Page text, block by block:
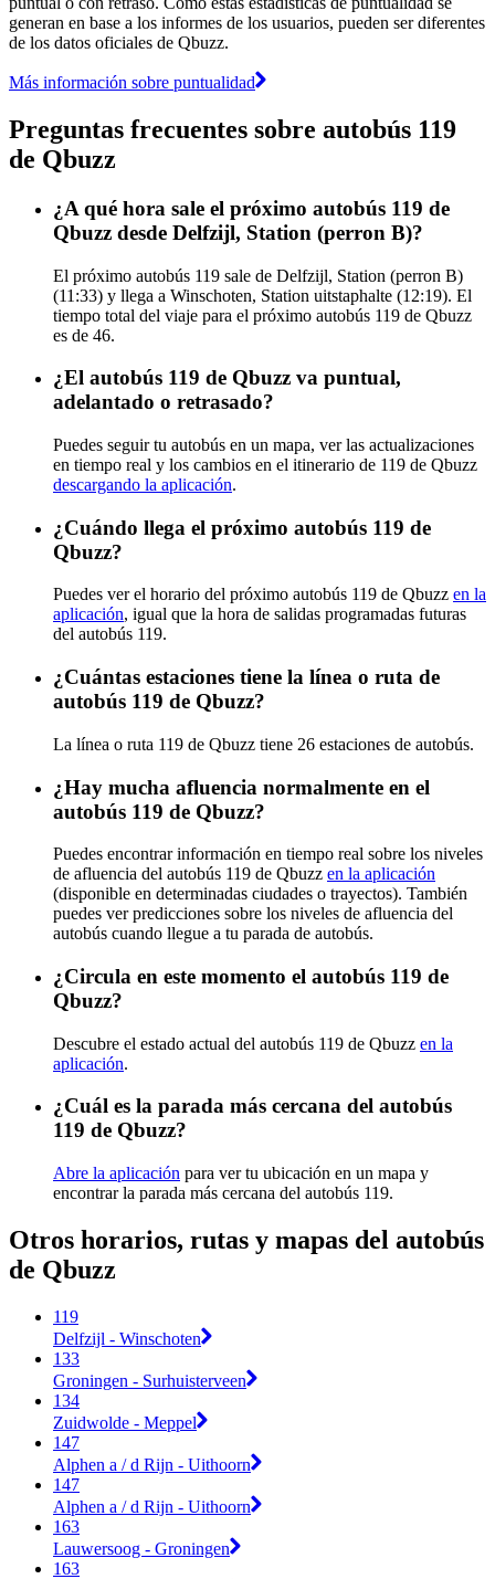
generan en base a los informes de los usuarios, pueden ser diferentes
de los datos oficiales de Qbuzz.
Más información sobre puntualidad
Preguntas frecuentes sobre autobús 119
de Qbuzz
¿A qué hora sale el próximo autobús 119 de
Qbuzz desde Delfzijl, Station (perron B)?
El próximo autobús 119 sale de Delfzijl, Station (perron B)
(11:33) y llega a Winschoten, Station uitstaphalte (12:19). El
tiempo total del viaje para el próximo autobús 119 de Qbuzz
es de 46.
¿El autobús 119 de Qbuzz va puntual,
adelantado o retrasado?
Puedes seguir tu autobús en un mapa, ver las actualizaciones
en tiempo real y los cambios en el itinerario de 119 de Qbuzz
descargando la aplicación.
¿Cuándo llega el próximo autobús 119 de
Qbuzz?
Puedes ver el horario del próximo autobús 119 de Qbuzz en la
aplicación, igual que la hora de salidas programadas futuras
del autobús 119.
¿Cuántas estaciones tiene la línea o ruta de
autobús 119 de Qbuzz?
La línea o ruta 119 de Qbuzz tiene 26 estaciones de autobús.
¿Hay mucha afluencia normalmente en el
autobús 119 de Qbuzz?
Puedes encontrar información en tiempo real sobre los niveles
de afluencia del autobús 119 de Qbuzz en la aplicación
(disponible en determinadas ciudades o trayectos). También
puedes ver predicciones sobre los niveles de afluencia del
autobús cuando llegue a tu parada de autobús.
¿Circula en este momento el autobús 119 de
Qbuzz?
Descubre el estado actual del autobús 119 de Qbuzz en la
aplicación.
¿Cuál es la parada más cercana del autobús
119 de Qbuzz?
Abre la aplicación para ver tu ubicación en un mapa y
encontrar la parada más cercana del autobús 119.
Otros horarios, rutas y mapas del autobús
de Qbuzz
119
Delfzijl - Winschoten
133
Groningen - Surhuisterveen
134
Zuidwolde - Meppel
147
Alphen a / d Rijn - Uithoorn
147
Alphen a / d Rijn - Uithoorn
163
Lauwersoog - Groningen
163